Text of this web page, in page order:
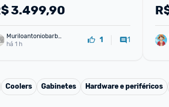
SSD Windows 11 15.3" -
Luna Grey
3.499,90
Muriloantoniobarbo
sa
há 1 h 1 1
Coolers Gabinetes Hardware e periféricos